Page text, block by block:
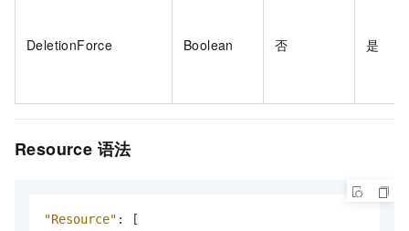
DeletionForce Boolean 否 是
Resource 语法
"Resource" :
[